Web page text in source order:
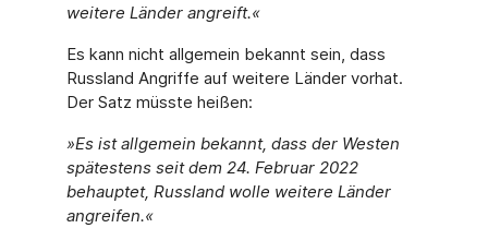
weitere Länder angreift.«
Es kann nicht allgemein bekannt sein, dass
Russland Angriffe auf weitere Länder vorhat.
Der Satz müsste heißen:
»Es ist allgemein bekannt, dass der Westen
spätestens seit dem 24. Februar 2022
behauptet, Russland wolle weitere Länder
angreifen.«